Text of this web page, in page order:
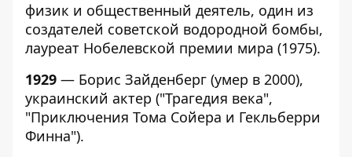
физик и общественный деятель, один из
создателей советской водородной бомбы,
лауреат Нобелевской премии мира (1975).
1929 — Борис Зайденберг (умер в 2000),
украинский актер ("Трагедия века",
"Приключения Тома Сойера и Гекльберри
Финна").